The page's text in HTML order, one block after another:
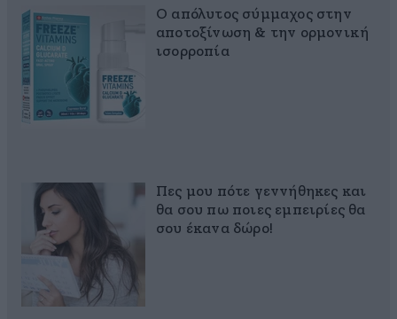
Ο απόλυτος σύμμαχος στην
αποτοξίνωση & την ορμονική
ισορροπία
Πες μου πότε γεννήθηκες και
θα σου πω ποιες εμπειρίες θα
σου έκανα δώρο!